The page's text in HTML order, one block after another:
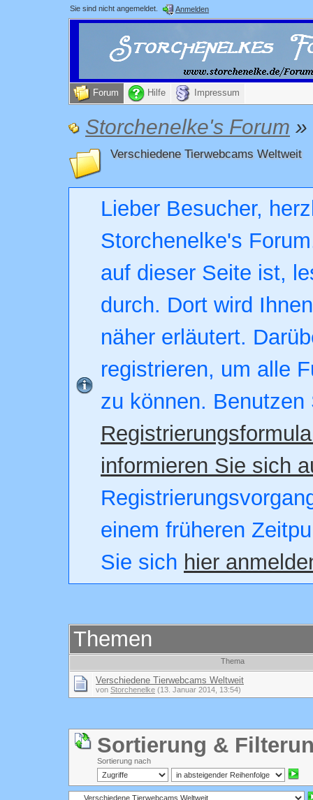
Sie sind nicht angemeldet. Anmelden
Forum Hilfe Impressum
Storchenelke's Forum »
Verschiedene Tierwebcams Weltweit
Lieber Besucher,
Storchenelke's
auf dieser Seite ist,
durch. Dort wird
näher erläutert.
registrieren, um alle
zu können. Benutzen
informieren Sie sich
einem früheren
Sie sich hier
Themen
Thema
Verschiedene Tierwebcams Weltweit
von Storchenelke (13. Januar 2014, 13:54)
Sortierung &
Sortierung nach